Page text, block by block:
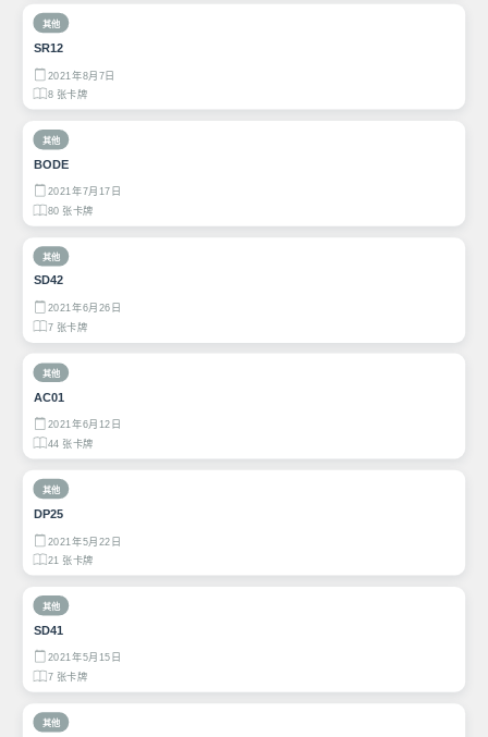
其他
SR12
2021年8月7日
8 张卡牌
其他
BODE
2021年7月17日
80 张卡牌
其他
SD42
2021年6月26日
7 张卡牌
其他
AC01
2021年6月12日
44 张卡牌
其他
DP25
2021年5月22日
21 张卡牌
其他
SD41
2021年5月15日
7 张卡牌
其他